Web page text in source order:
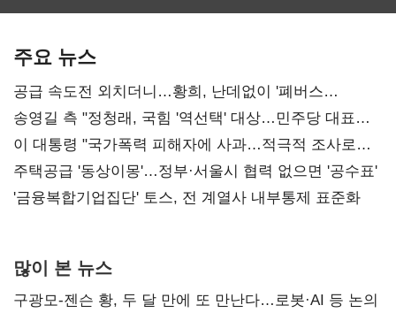
주요 뉴스
공급 속도전 외치더니…황희, 난데없이 '폐버스
리모델링' 제안
송영길 측 "정청래, 국힘 '역선택' 대상…민주당 대표로
총선 지휘 못해"
이 대통령 "국가폭력 피해자에 사과…적극적 조사로
진실 밝혀야"
주택공급 '동상이몽'…정부·서울시 협력 없으면 '공수표'
'금융복합기업집단' 토스, 전 계열사 내부통제 표준화
많이 본 뉴스
구광모-젠슨 황, 두 달 만에 또 만난다…로봇·AI 등 논의